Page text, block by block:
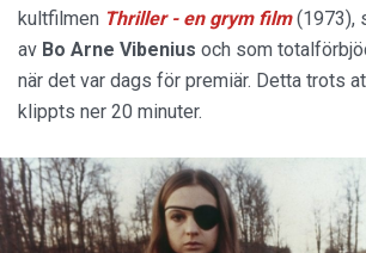
kultfilmen Thriller - en grym film(1973),
av Bo Arne Vibenius och som
när det var dags för premiär. Detta trots
klippts ner 20 minuter.